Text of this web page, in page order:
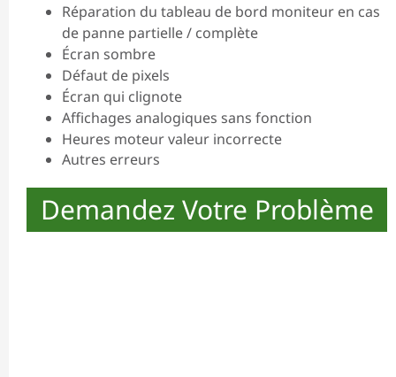
Réparation du tableau de bord moniteur en cas
de panne partielle / complète
Écran sombre
Défaut de pixels
Écran qui clignote
Affichages analogiques sans fonction
Heures moteur valeur incorrecte
Autres erreurs
Demandez Votre Problème